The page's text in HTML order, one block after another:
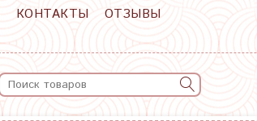
КОНТАКТЫ
ОТЗЫВЫ